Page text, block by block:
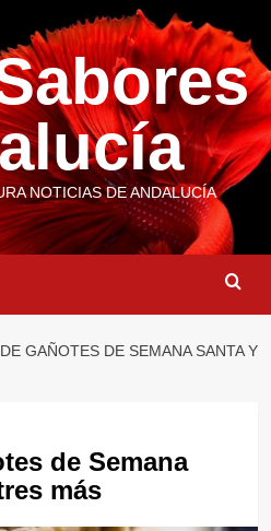
NOTICIAS DE ANDALUCÍA
GAÑOTES DE SEMANA SANTA Y
de Semana
más